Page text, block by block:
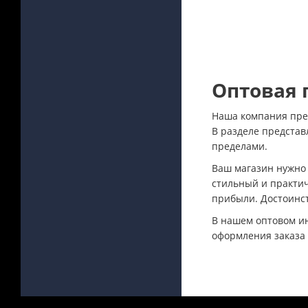
Оптовая
Наша компания
В разделе
пределами.
Ваш магазин
стильный и
прибыли.
В нашем оптовом
оформления